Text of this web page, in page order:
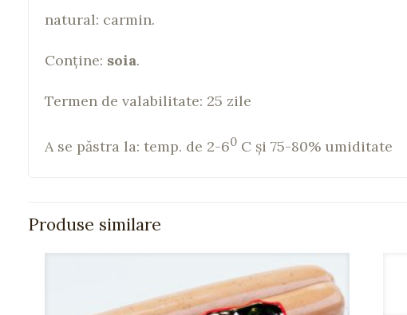
natural: carmin.
Conţine: soia.
Termen de valabilitate: 25 zile
A se păstra la: temp. de 2-60 C şi 75-80% umiditate
Produse similare